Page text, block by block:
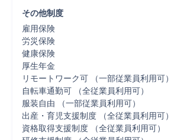
その他制度
雇用保険
労災保険
健康保険
厚生年金
リモートワーク可 （一部従業員利用可）
自転車通勤可 （全従業員利用可）
服装自由 （一部従業員利用可）
出産・育児支援制度 （全従業員利用可）
資格取得支援制度 （全従業員利用可）